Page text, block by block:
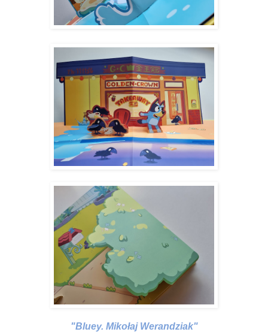
"Bluey. Mikołaj Werandziak"